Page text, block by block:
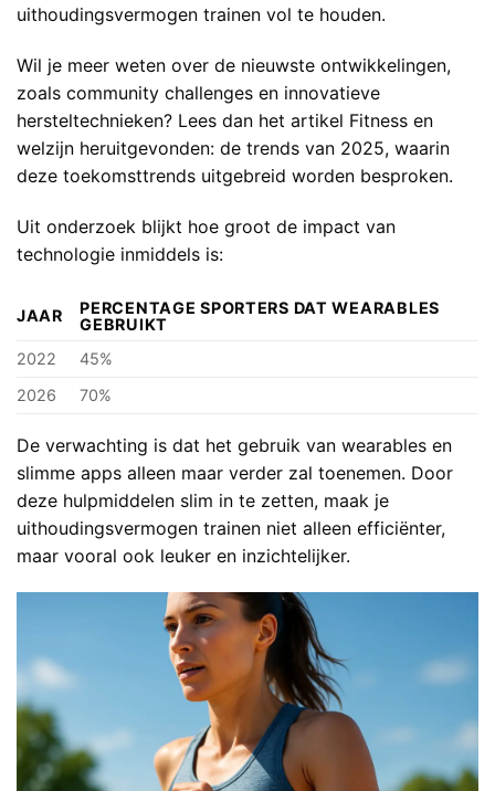
uithoudingsvermogen trainen vol te houden.
Wil je meer weten over de nieuwste ontwikkelingen,
zoals community challenges en innovatieve
hersteltechnieken? Lees dan het artikel Fitness en
welzijn heruitgevonden: de trends van 2025, waarin
deze toekomsttrends uitgebreid worden besproken.
Uit onderzoek blijkt hoe groot de impact van
technologie inmiddels is:
JAAR
PERCENTAGE SPORTERS DAT WEARABLES
GEBRUIKT
2022
45%
2026
70%
De verwachting is dat het gebruik van wearables en
slimme apps alleen maar verder zal toenemen. Door
deze hulpmiddelen slim in te zetten, maak je
uithoudingsvermogen trainen niet alleen efficiënter,
maar vooral ook leuker en inzichtelijker.